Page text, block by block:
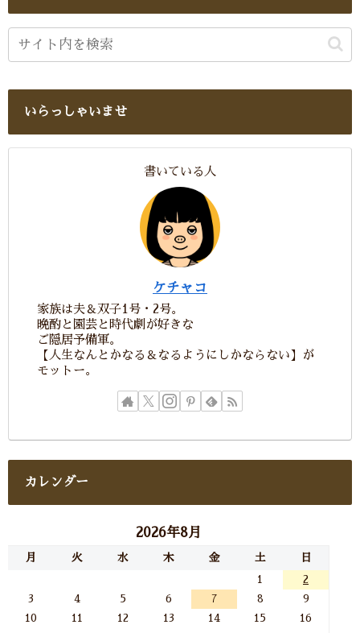
いらっしゃいませ
書いている人
ケチャコ
家族は夫＆双子1号・2号。
晩酌と園芸と時代劇が好きな
ご隠居予備軍。
【人生なんとかなる＆なるようにしかならない】が
モットー。
カレンダー
2026年8月
月 火 水 木 金 土 日
1
2
3
4 5 6 7 8
9
10
11 12 13 14 15
16